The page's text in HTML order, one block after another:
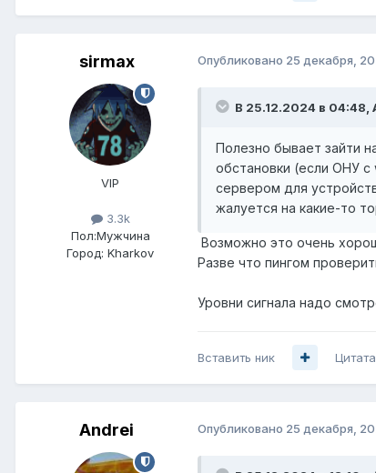
sirmax
VIP
3.3k
Пол:Мужчина
Город: Kharkov
Опубликовано 25 декабря,
В 25.12.2024 в 04:48,
Полезно бывает зайти
обстановки (если ОНУ с
сервером для
жалуется на какие-то
Возможно это очень
Разве что пингом
Уровни сигнала надо
Вставить ник Цитата
Andrei Опубликовано 25 декабря,